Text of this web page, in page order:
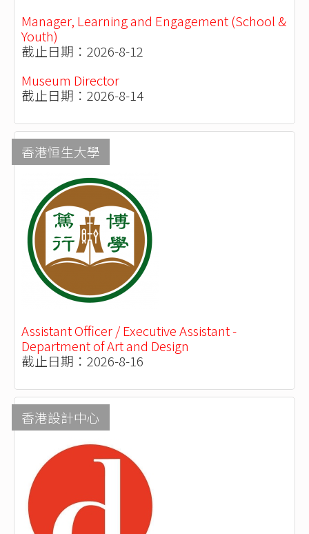
Manager, Learning and Engagement (School &
Youth)
截止日期：2026-8-12
Museum Director
截止日期：2026-8-14
香港恒生大學
Assistant Officer / Executive Assistant -
Department of Art and Design
截止日期：2026-8-16
香港設計中心